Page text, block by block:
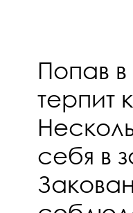
Попав
терпит
себя в